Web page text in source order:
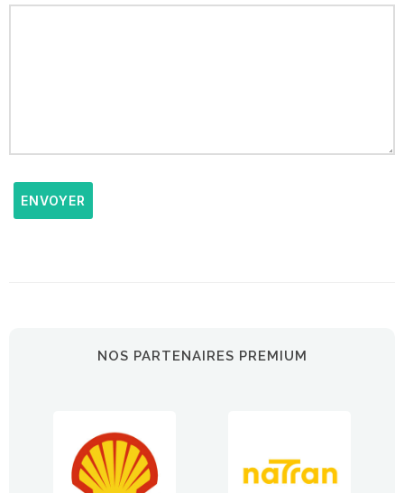
ENVOYER
NOS PARTENAIRES PREMIUM